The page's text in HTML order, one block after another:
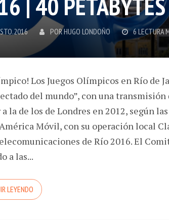
PORHUGO LONDOÑO 6 LECTURA
Los Juegos Olímpicos en Río de
del mundo”, con una transmisión
la de los de Londres en 2012, según
Móvil, con su operación local
de Río 2016. El
a las...
LEYENDO